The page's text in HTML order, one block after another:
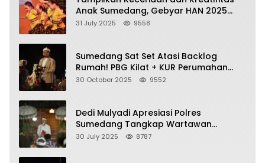
Anak Sumedang, Gebyar HAN 2025
Dihadiri Bupati dan Wabup
31 July 2025 9558
Sumedang Sat Set Atasi Backlog
Rumah! PBG Kilat + KUR Perumahan
Jadi Kunci!
30 October 2025 9552
Dedi Mulyadi Apresiasi Polres
Sumedang Tangkap Wartawan
Gadungan Pemeras Kades
30 July 2025 8787